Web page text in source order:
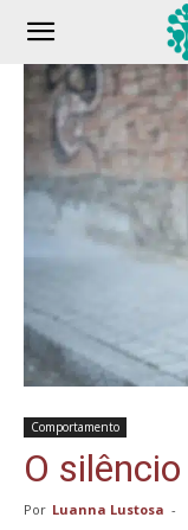
Comportamento
O
Por Luanna Lustosa -